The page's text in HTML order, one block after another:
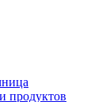
продуктов